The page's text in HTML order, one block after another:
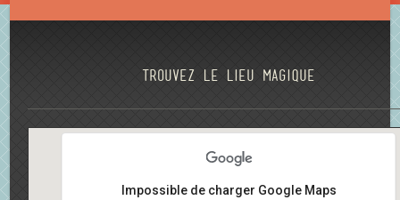
Trouvez le lieu magique
Impossible de charger Google Maps